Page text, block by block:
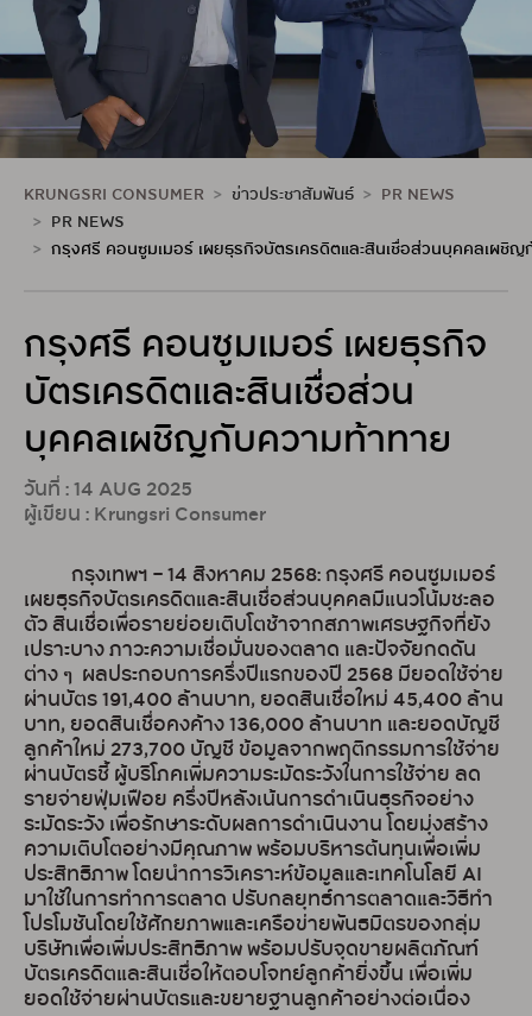
KRUNGSRI CONSUMER ข่าวประชาสัมพันธ์
PR NEWS
PR NEWS
กรุงศรี คอนซูมเมอร์ เผยธุรกิจบัตรเครดิตและสินเชื่อส่วนบุคคลเผชิ
กรุงศรี คอนซูมเมอร์ เผยธุรกิจ
บัตรเครดิตและสินเชื่อส่วน
บุคคลเผชิญกับความท้าทาย
วันที่ : 14 AUG 2025
ผู้เขียน : Krungsri Consumer
กรุงเทพฯ – 14 สิงหาคม 2568: กรุงศรี คอนซูมเมอร์
เผยธุรกิจบัตรเครดิตและสินเชื่อส่วนบุคคลมีแนวโน้มชะลอ
ตัว สินเชื่อเพื่อรายย่อยเติบโตช้าจากสภาพเศรษฐกิจที่ยัง
เปราะบาง ภาวะความเชื่อมั่นของตลาด และปัจจัยกดดัน
ต่าง ๆ ผลประกอบการครึ่งปีแรกของปี 2568 มียอดใช้จ่าย
ผ่านบัตร 191,400 ล้านบาท, ยอดสินเชื่อใหม่ 45,400 ล้าน
บาท, ยอดสินเชื่อคงค้าง 136,000 ล้านบาท และยอดบัญชี
ลูกค้าใหม่ 273,700 บัญชี ข้อมูลจากพฤติกรรมการใช้จ่าย
ผ่านบัตรชี้ ผู้บริโภคเพิ่มความระมัดระวังในการใช้จ่าย ลด
รายจ่ายฟุ่มเฟือย ครึ่งปีหลังเน้นการดำเนินธุรกิจอย่าง
ระมัดระวัง เพื่อรักษาระดับผลการดำเนินงาน โดยมุ่งสร้าง
ความเติบโตอย่างมีคุณภาพ พร้อมบริหารต้นทุนเพื่อเพิ่ม
ประสิทธิภาพ โดยนำการวิเคราะห์ข้อมูลและเทคโนโลยี AI
มาใช้ในการทำการตลาด ปรับกลยุทธ์การตลาดและวิธีทำ
โปรโมชันโดยใช้ศักยภาพและเครือข่ายพันธมิตรของกลุ่ม
บริษัทเพื่อเพิ่มประสิทธิภาพ พร้อมปรับจุดขายผลิตภัณฑ์
บัตรเครดิตและสินเชื่อให้ตอบโจทย์ลูกค้ายิ่งขึ้น เพื่อเพิ่ม
ยอดใช้จ่ายผ่านบัตรและขยายฐานลูกค้าอย่างต่อเนื่อง